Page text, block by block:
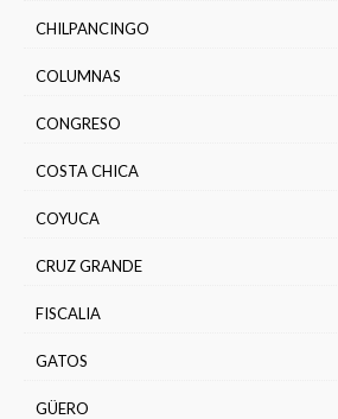
CHILPANCINGO
COLUMNAS
CONGRESO
COSTA CHICA
COYUCA
CRUZ GRANDE
FISCALIA
GATOS
GÜERO